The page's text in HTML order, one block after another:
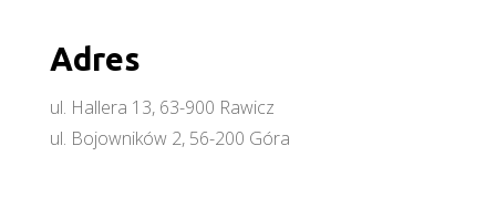
Adres
ul. Hallera 13, 63-900 Rawicz
ul. Bojowników 2, 56-200 Góra